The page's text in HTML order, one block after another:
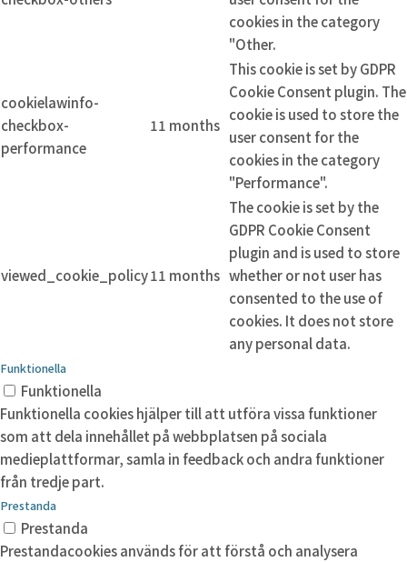
cookies in the category
"Other.
cookielawinfo-
checkbox-
performance
11 months
This cookie is set by GDPR
Cookie Consent plugin. The
cookie is used to store the
user consent for the
cookies in the category
"Performance".
viewed_cookie_policy11 months
The cookie is set by the
GDPR Cookie Consent
plugin and is used to store
whether or not user has
consented to the use of
cookies. It does not store
any personal data.
Funktionella
Funktionella
Funktionella cookies hjälper till att utföra vissa funktioner
som att dela innehållet på webbplatsen på sociala
medieplattformar, samla in feedback och andra funktioner
från tredje part.
Prestanda
Prestanda
Prestandacookies används för att förstå och analysera